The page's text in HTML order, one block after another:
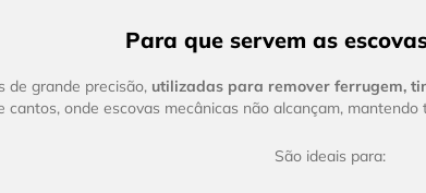
Para que servem as
de grande precisão, utilizadas para remover ferrugem,
cantos, onde escovas mecânicas não alcançam,
São ideais para: